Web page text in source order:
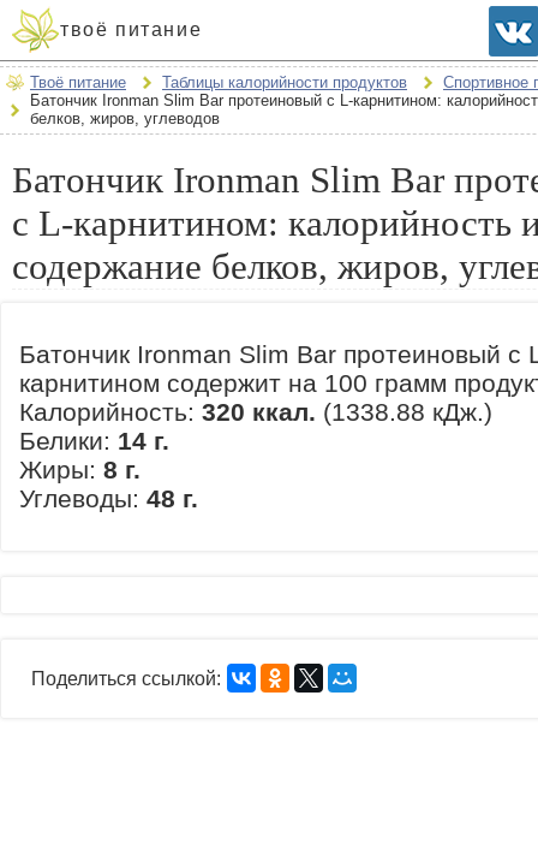
твоё питание
Твоё питание Таблицы калорийности продуктов
Спортивное
Батончик Ironman Slim Bar протеиновый с L-карнитином:
белков, жиров, углеводов
Батончик Ironman Slim Bar
с L-карнитином: калорийность
содержание белков, жиров,
Батончик Ironman Slim Bar протеиновый с
карнитином содержит на 100 грамм
Калорийность: 320 ккал. (1338.88 кДж.)
Белики: 14 г.
Жиры: 8 г.
Углеводы: 48 г.
Поделиться ссылкой: